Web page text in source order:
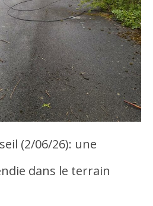
(2/06/26): une
dans le terrain